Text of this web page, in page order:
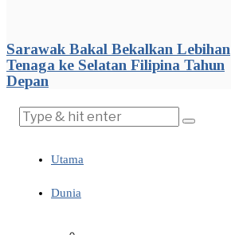
Sarawak Bakal Bekalkan Lebihan
Tenaga ke Selatan Filipina Tahun
Depan
Utama
Dunia